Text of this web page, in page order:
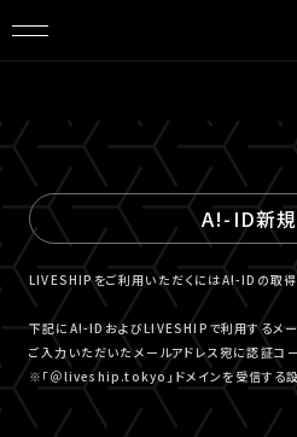
A!-ID新
LIVESHIPをご利用いただくにはA!-IDの取得
下記にA!-IDおよびLIVESHIPで利用するメー
ご入力いただいたメールアドレス宛に認証コ
※「＠liveship.tokyo」ドメインを受信する設